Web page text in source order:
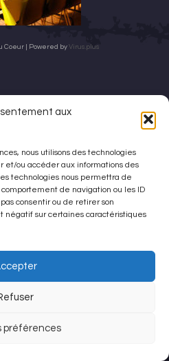
aux
nous utilisons des technologies
et/ou accéder aux informations des
technologies nous permettra de
de navigation ou les ID
consentir ou de retirer son
négatif sur certaines caractéristiques
préférences
Coeur | Powered by Virus.plus